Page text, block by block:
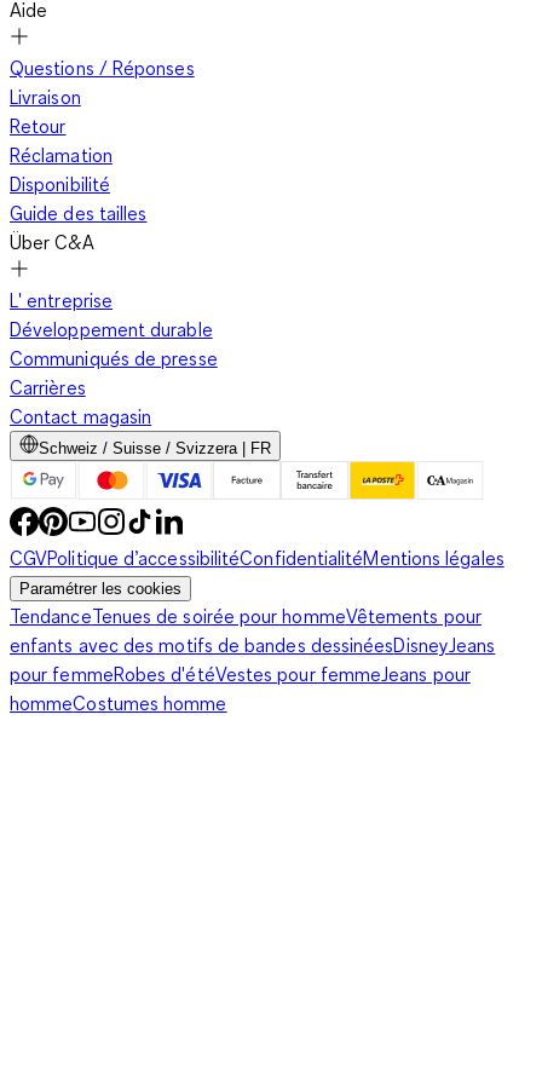
Aide
Questions / Réponses
Livraison
Retour
Réclamation
Disponibilité
Guide des tailles
Über C&A
L' entreprise
Développement durable
Communiqués de presse
Carrières
Contact magasin
Schweiz / Suisse / Svizzera | FR
CGVPolitique d’accessibilitéConfidentialitéMentions légales
Paramétrer les cookies
TendanceTenues de soirée pour hommeVêtements pour
enfants avec des motifs de bandes dessinéesDisneyJeans
pour femmeRobes d'étéVestes pour femmeJeans pour
hommeCostumes homme